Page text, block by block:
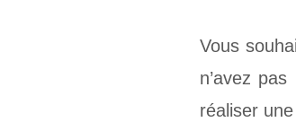
Vous
n’avez
réaliser